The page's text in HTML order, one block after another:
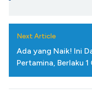
Next Article
Ada yang Naik! Ini
Pertamina, Berlaku